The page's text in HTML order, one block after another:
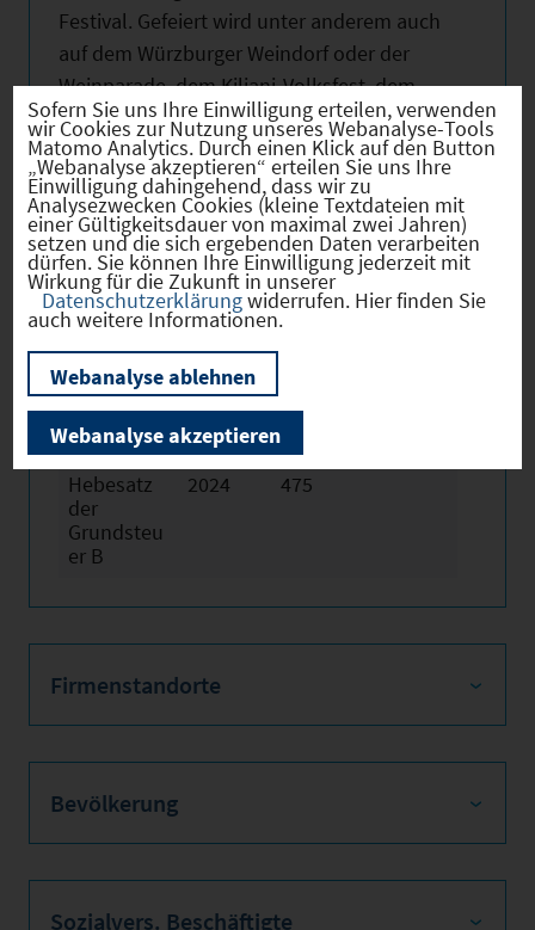
Festival. Gefeiert wird unter anderem auch
auf dem Würzburger Weindorf oder der
Weinparade, dem Kiliani-Volksfest, dem
Würzburger Stadtfest oder bei ungezählten
Weinfesten und Festivals in der Stadt und in
den Landkreisgemeinden.
Hebesätze
Gewerbest
euerhebes
atz
2024
Hebesatz
der
Grundsteu
er B
2024 475
Firmenstandorte
Bevölkerung
Sozialvers. Beschäftigte
Sofern Sie uns Ihre Einwilligung erteilen, verwenden
wir Cookies zur Nutzung unseres Webanalyse-Tools
Matomo Analytics. Durch einen Klick auf den Button
„Webanalyse akzeptieren“ erteilen Sie uns Ihre
Einwilligung dahingehend, dass wir zu
Analysezwecken Cookies (kleine Textdateien mit
einer Gültigkeitsdauer von maximal zwei Jahren)
setzen und die sich ergebenden Daten verarbeiten
dürfen. Sie können Ihre Einwilligung jederzeit mit
Wirkung für die Zukunft in unserer
Datenschutzerklärungwiderrufen. Hier finden Sie
auch weitere Informationen.
Webanalyse ablehnen
Webanalyse akzeptieren